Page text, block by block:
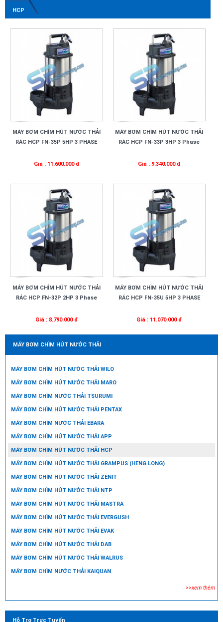
HCP
MÁY BƠM CHÌM HÚT NƯỚC THẢI
RÁC HCP FN-35P 5HP 3 PHASE
Giá : 11.600.000 đ
MÁY BƠM CHÌM HÚT NƯỚC THẢI
RÁC HCP FN-33P 3HP 3 Phase
Giá : 9.340.000 đ
MÁY BƠM CHÌM HÚT NƯỚC THẢI
RÁC HCP FN-32P 2HP 3 Phase
Giá : 8.790.000 đ
MÁY BƠM CHÌM HÚT NƯỚC THẢI
RÁC HCP FN-35U 5HP 3 PHASE
Giá : 11.070.000 đ
MÁY BƠM CHÌM HÚT NƯỚC THẢI
MÁY BƠM CHÌM HÚT NƯỚC THẢI WILO
MÁY BƠM CHÌM HÚT NƯỚC THẢI MARO
MÁY BƠM CHÌM NƯỚC THẢI TSURUMI
MÁY BƠM CHÌM HÚT NƯỚC THẢI PENTAX
MÁY BƠM CHÌM NƯỚC THẢI EBARA
MÁY BƠM CHÌM HÚT NƯỚC THẢI APP
MÁY BƠM CHÌM HÚT NƯỚC THẢI HCP
MÁY BƠM CHÌM HÚT NƯỚC THẢI GRAMPUS (HENG LONG)
MÁY BƠM CHÌM HÚT NƯỚC THẢI ZENIT
MÁY BƠM CHÌM HÚT NƯỚC THẢI NTP
MÁY BƠM CHÌM HÚT NƯỚC THẢI MASTRA
MÁY BƠM CHÌM HÚT NƯỚC THẢI EVERGUSH
MÁY BƠM CHÌM HÚT NƯỚC THẢI EVAK
MÁY BƠM CHÌM HÚT NƯỚC THẢI DAB
MÁY BƠM CHÌM HÚT NƯỚC THẢI WALRUS
MÁY BƠM CHÌM NƯỚC THẢI KAIQUAN
>>xem thêm
Hỗ Trợ Trực Tuyến